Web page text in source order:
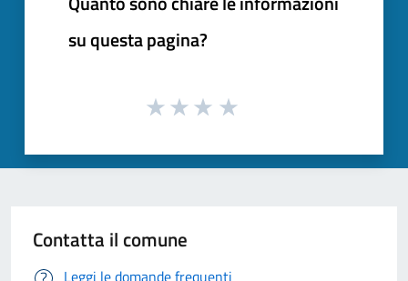
su questa pagina?
Contatta il comune